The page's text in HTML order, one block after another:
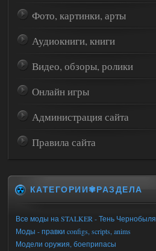
Фото, картинки, арты
Аудиокниги, книги
Видео, обзоры, ролики
Онлайн игры
Администрация сайта
Правила сайта
КАТЕГОРИИ✾РАЗДЕЛА
Все моды на STALKER - Тень Чернобыля
Моды - правки configs, scripts, anims
Модели оружия, боеприпасы